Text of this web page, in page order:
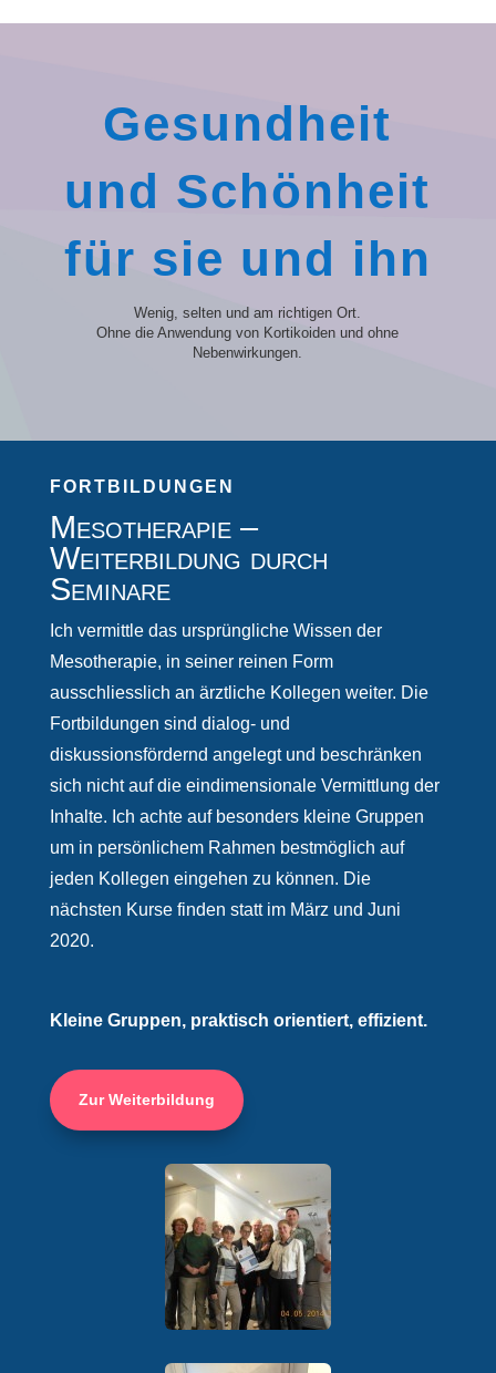
Gesundheit
und Schönheit
für sie und ihn
Wenig, selten und am richtigen Ort.
Ohne die Anwendung von Kortikoiden und ohne
Nebenwirkungen.
FORTBILDUNGEN
Mesotherapie –
Weiterbildung durch
Seminare
Ich vermittle das ursprüngliche Wissen der
Mesotherapie, in seiner reinen Form
ausschliesslich an ärztliche Kollegen weiter. Die
Fortbildungen sind dialog- und
diskussionsfördernd angelegt und beschränken
sich nicht auf die eindimensionale Vermittlung der
Inhalte. Ich achte auf besonders kleine Gruppen
um in persönlichem Rahmen bestmöglich auf
jeden Kollegen eingehen zu können. Die
nächsten Kurse finden statt im März und Juni
2020.
Kleine Gruppen, praktisch orientiert, effizient.
Zur Weiterbildung